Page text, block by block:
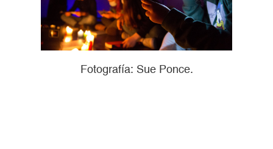
Fotografía: Sue Ponce.